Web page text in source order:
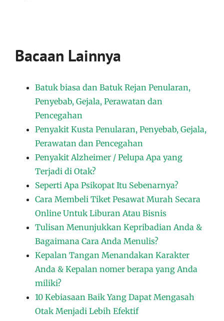
Bacaan Lainnya
Batuk biasa dan Batuk Rejan Penularan,
Penyebab, Gejala, Perawatan dan
Pencegahan
Penyakit Kusta Penularan, Penyebab, Gejala,
Perawatan dan Pencegahan
Penyakit Alzheimer / Pelupa Apa yang
Terjadi di Otak?
Seperti Apa Psikopat Itu Sebenarnya?
Cara Membeli Tiket Pesawat Murah Secara
Online Untuk Liburan Atau Bisnis
Tulisan Menunjukkan Kepribadian Anda &
Bagaimana Cara Anda Menulis?
Kepalan Tangan Menandakan Karakter
Anda & Kepalan nomer berapa yang Anda
miliki?
10 Kebiasaan Baik Yang Dapat Mengasah
Otak Menjadi Lebih Efektif